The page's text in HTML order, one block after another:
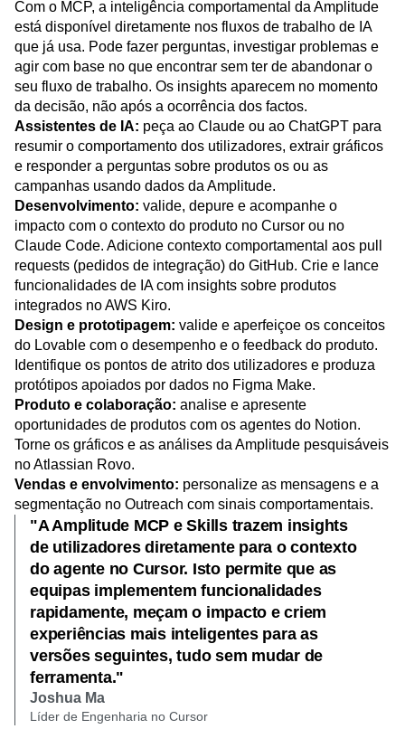
modelo (MCP)
Com oMCP, a inteligência comportamental da Amplitude
está disponível diretamente nos fluxos de trabalho de IA
que já usa. Pode fazer perguntas, investigar problemas e
agir com base no que encontrar sem ter de abandonar o
seu fluxo de trabalho. Os insights aparecem no momento
da decisão, não após a ocorrência dos factos.
Assistentes de IA:peça ao Claude ou ao ChatGPT para
resumir o comportamento dos utilizadores, extrair gráficos
e responder a perguntas sobre produtos os ou as
campanhas usando dados da Amplitude.
Desenvolvimento:valide, depure e acompanhe o
impacto com o contexto do produto no Cursor ou no
Claude Code. Adicione contexto comportamental aos pull
requests (pedidos de integração) do GitHub. Crie e lance
funcionalidades de IA com insights sobre produtos
integrados no AWS Kiro.
Design e prototipagem:valide e aperfeiçoe os conceitos
do Lovable com o desempenho e o feedback do produto.
Identifique os pontos de atrito dos utilizadores e produza
protótipos apoiados por dados no Figma Make.
Produto e colaboração:analise e apresente
oportunidades de produtos com os agentes do Notion.
Torne os gráficos e as análises da Amplitude pesquisáveis
no Atlassian Rovo.
Vendas e envolvimento:personalize as mensagens e a
segmentação no Outreach com sinais comportamentais.
"A Amplitude MCP e Skills trazem insights
de utilizadores diretamente para o contexto
do agente no Cursor. Isto permite que as
equipas implementem funcionalidades
rapidamente, meçam o impacto e criem
experiências mais inteligentes para as
versões seguintes, tudo sem mudar de
ferramenta."